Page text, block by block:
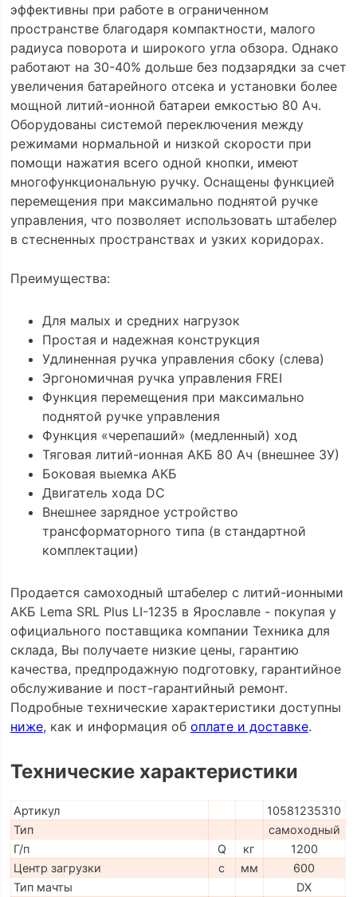
эффективны при работе в ограниченном
пространстве благодаря компактности, малого
радиуса поворота и широкого угла обзора. Однако
работают на 30-40% дольше без подзарядки за счет
увеличения батарейного отсека и установки более
мощной литий-ионной батареи емкостью 80 Ач.
Оборудованы системой переключения между
режимами нормальной и низкой скорости при
помощи нажатия всего одной кнопки, имеют
многофункциональную ручку. Оснащены функцией
перемещения при максимально поднятой ручке
управления, что позволяет использовать штабелер
в стесненных пространствах и узких коридорах.
Преимущества:
Для малых и средних нагрузок
Простая и надежная конструкция
Удлиненная ручка управления сбоку (слева)
Эргономичная ручка управления FREI
Функция перемещения при максимально
поднятой ручке управления
Функция «черепаший» (медленный) ход
Тяговая литий-ионная АКБ 80 Ач (внешнее ЗУ)
Боковая выемка АКБ
Двигатель хода DС
Внешнее зарядное устройство
трансформаторного типа (в стандартной
комплектации)
Продается самоходный штабелер с литий-ионными
АКБ Lema SRL Plus LI-1235 в Ярославле - покупая у
официального поставщика компании Техника для
склада, Вы получаете низкие цены, гарантию
качества, предпродажную подготовку, гарантийное
обслуживание и пост-гарантийный ремонт.
Подробные технические характеристики доступны
ниже, как и информация об оплате и доставке.
Технические характеристики
Артикул
10581235310
Тип
самоходный
Г/п
Q кг
1200
Центр загрузки
c мм
600
Тип мачты
DX